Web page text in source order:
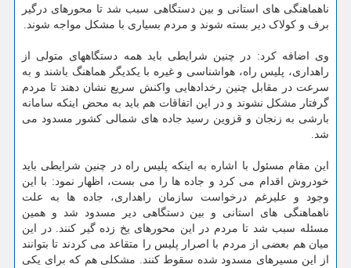
ناهماهنگی های استانی و بین دستگاهی سبب شد تا محورهای درگیر
برف و کولاک دیر بسته شوند و مردم بسیاری با مشکل مواجه شوند.
وی اضافه کرد: در چنین شرایطی باید همه دستگاههای متولی از
راهداری، پلیس راه، هواشناسی و غیره با یکدیگر هماهنگ باشند و به
سرعت در مقابل چنین رخدادهایی واکنش سریع نشان دهند تا مردم
گرفتار مشکل نشوند و در این اتفاقات هم باید به محض اینکه سامانه
بارشی به زنجان و قزوین رسید جاده های شمالی کشور مسدود می
شد.
این مقام مسئول با اشاره به اینکه پلیس راه در چنین شرایطی باید
خودروش اقدام می کرد و جاده ها را می بست، اظهار نمود: با این
وجود و علیرغم درخواست سازمان راهداری، جاده ها به علت
ناهماهنگی های استانی و بین دستگاهی دیر مسدود شد و همین
مسئله سبب شد تا مردم در این محورهای یخ زده گیر کنند. در این
میان هم بعضی از مردم با اصرار پلیس را متقاعد می کردند تا بتوانند
از این مسیرهای مسدود شده سقوط کنند. مشکلی هم که برای یکی